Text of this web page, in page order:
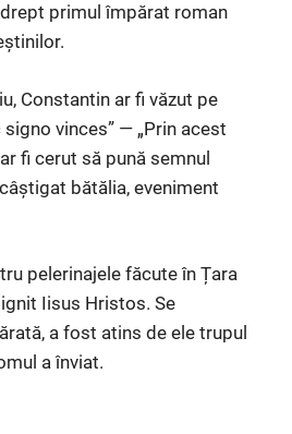
primul împărat roman
Constantin ar fi văzut pe
vinces” — „Prin acest
fi cerut să pună semnul
bătălia, eveniment
pelerinajele făcute în Țara
Iisus Hristos. Se
a fost atins de ele trupul
a înviat.